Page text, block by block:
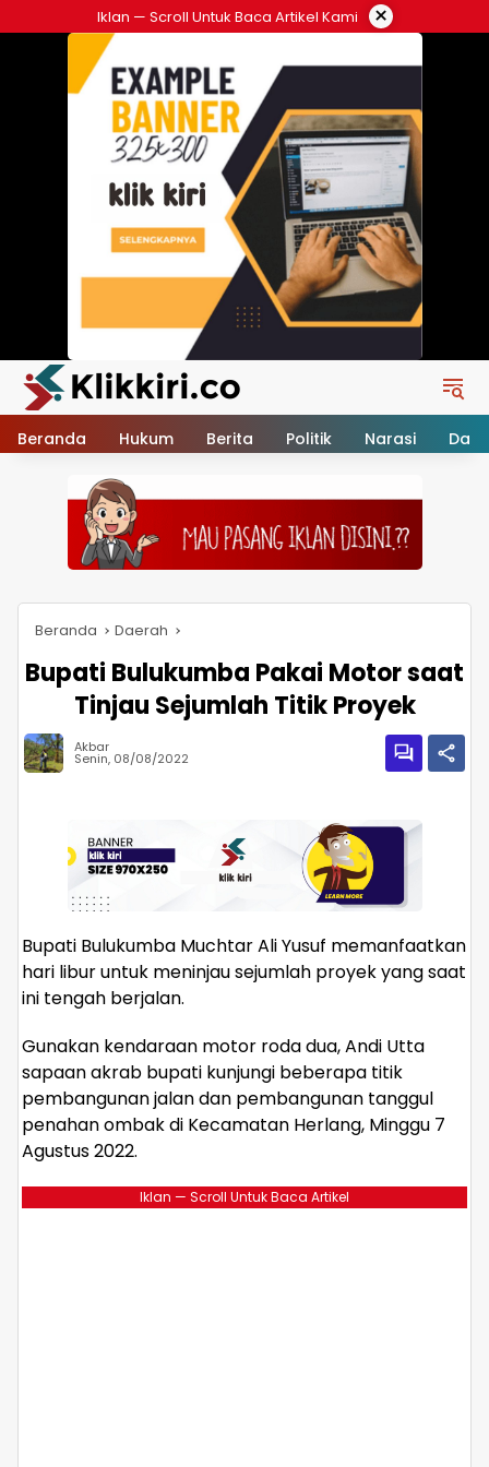
ke
Iklan — Scroll Untuk Baca Artikel Kami ×
Beranda Hukum Berita Politik Narasi
Beranda Daerah
Bupati Bulukumba Pakai Motor saat
Tinjau Sejumlah Titik Proyek
Akbar
Senin, 08/08/2022
Bupati Bulukumba Muchtar Ali Yusuf memanfaatkan
hari libur untuk meninjau sejumlah proyek yang saat
ini tengah berjalan.
Gunakan kendaraan motor roda dua, Andi Utta
sapaan akrab bupati kunjungi beberapa titik
pembangunan jalan dan pembangunan tanggul
penahan ombak di Kecamatan Herlang, Minggu 7
Agustus 2022.
Iklan — Scroll Untuk Baca Artikel